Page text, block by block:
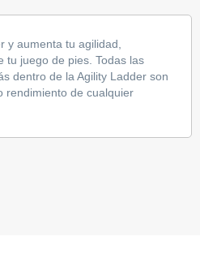
y aumenta tu agilidad,
tu juego de pies. Todas las
dentro de la Agility Ladder son
rendimiento de cualquier